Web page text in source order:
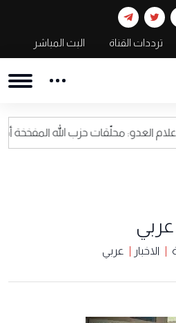
ترددات القناة البث المباشر
محلّقات حزب الله المفخخة أصبحت كابوسا
عربي
الاخبار عربي